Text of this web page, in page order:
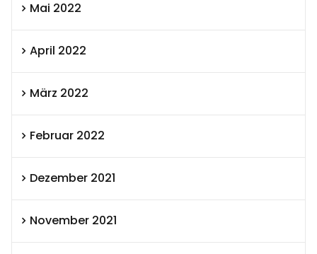
Mai 2022
April 2022
März 2022
Februar 2022
Dezember 2021
November 2021